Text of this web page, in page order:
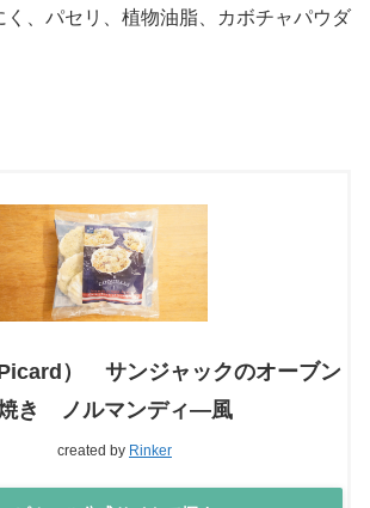
く、パセリ、植物油脂、カボチャパウダ
） サンジャックのオーブン
き ノルマンディ―風
created by Rinker